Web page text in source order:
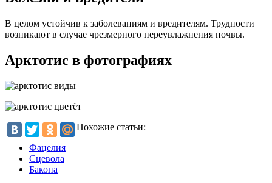
В целом устойчив к заболеваниям и вредителям. Трудности
возникают в случае чрезмерного переувлажнения почвы.
Арктотис в фотографиях
Похожие статьи:
Фацелия
Сцевола
Бакопа